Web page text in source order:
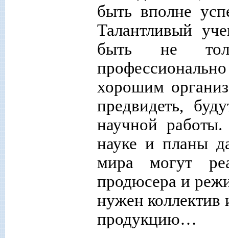
быть вполне
Талантливый
быть не
хорошим
предвидеть,
научной
науке и планы
мирамогут
продюсера и
нужен коллектив
продукцию…